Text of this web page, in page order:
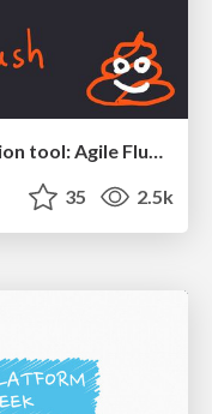
Creating an realtime collaboration tool: Agile Flush - .NET Oxford
35 2.5k